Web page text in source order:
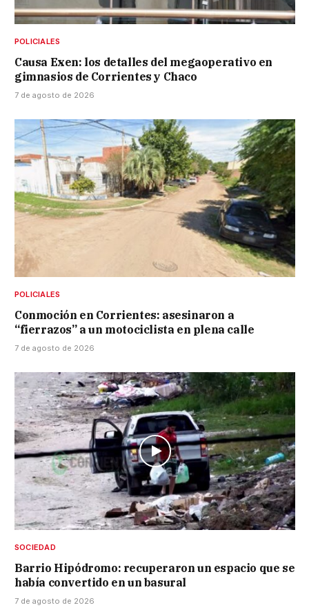
POLICIALES
Causa Exen: los detalles del megaoperativo en
gimnasios de Corrientes y Chaco
7 de agosto de 2026
POLICIALES
Conmoción en Corrientes: asesinaron a
“fierrazos” a un motociclista en plena calle
7 de agosto de 2026
SOCIEDAD
Barrio Hipódromo: recuperaron un espacio que se
había convertido en un basural
7 de agosto de 2026